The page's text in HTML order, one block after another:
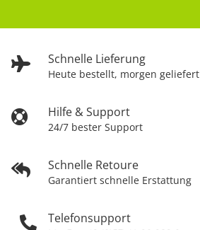
Schnelle Lieferung
Heute bestellt, morgen geliefert
Hilfe & Support
24/7 bester Support
Schnelle Retoure
Garantiert schnelle Erstattung
Telefonsupport